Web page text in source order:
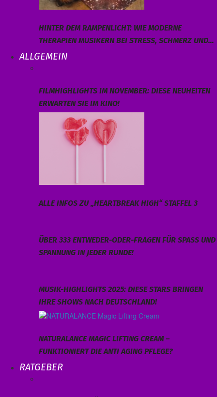
HINTER DEM RAMPENLICHT: WIE MODERNE
THERAPIEN MUSIKERN BEI STRESS, SCHMERZ UND…
ALLGEMEIN
FILMHIGHLIGHTS IM NOVEMBER: DIESE NEUHEITEN
ERWARTEN SIE IM KINO!
ALLE INFOS ZU „HEARTBREAK HIGH“ STAFFEL 3
ÜBER 333 ENTWEDER-ODER-FRAGEN FÜR SPASS UND S
PANNUNG IN JEDER RUNDE!
MUSIK-HIGHLIGHTS 2025: DIESE STARS BRINGEN
IHRE SHOWS NACH DEUTSCHLAND!
NATURALANCE MAGIC LIFTING CREAM –
FUNKTIONIERT DIE ANTI AGING PFLEGE?
RATGEBER